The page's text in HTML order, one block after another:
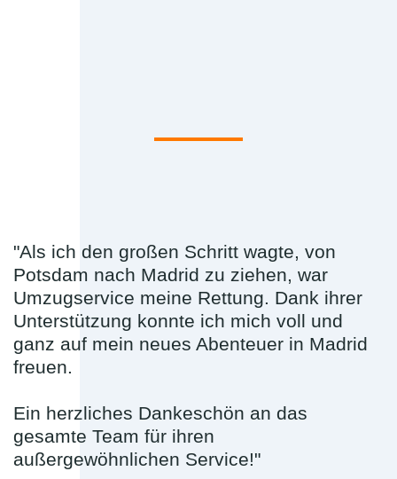
"Als ich den großen Schritt wagte, von
Potsdam nach Madrid zu ziehen, war
Umzugservice meine Rettung. Dank ihrer
Unterstützung konnte ich mich voll und
ganz auf mein neues Abenteuer in Madrid
freuen.
Ein herzliches Dankeschön an das
gesamte Team für ihren
außergewöhnlichen Service!"